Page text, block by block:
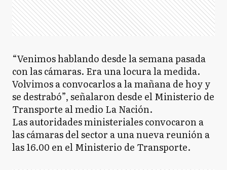
“Venimos hablando desde la semana pasada
con las cámaras. Era una locura la medida.
Volvimos a convocarlos a la mañana de hoy y
se destrabó”, señalaron desde el Ministerio de
Transporte al medio La Nación.
Las autoridades ministeriales convocaron a
las cámaras del sector a una nueva reunión a
las 16.00 en el Ministerio de Transporte.